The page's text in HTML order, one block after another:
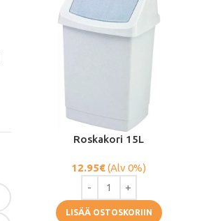
Roskakori 15L
12.95€(Alv 0%)
LISÄÄ OSTOSKORIIN